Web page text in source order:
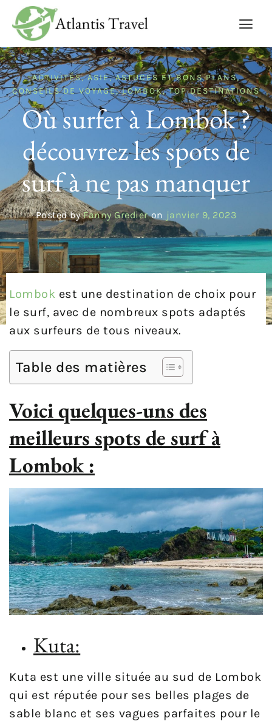
ACTIVITÉS,ASIE,ASTUCES ET BONS PLANS,
CONSEILS DE VOYAGE,LOMBOK,TOP DESTINATIONS
Où surfer à Lombok ?
découvrez les spots de
surf à ne pas manquer
Posted by Fanny Gredier on janvier 9, 2023
Lombok est une destination de choix pour
le surf, avec de nombreux spots adaptés
aux surfeurs de tous niveaux.
Table des matières
Voici quelques-uns des
meilleurs spots de surf à
Lombok :
Kuta:
Kuta est une ville située au sud de Lombok
qui est réputée pour ses belles plages de
sable blanc et ses vagues parfaites pour le